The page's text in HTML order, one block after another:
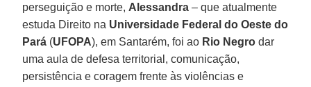
perseguição e morte, Alessandra – que atualmente
estuda Direito na Universidade Federal do Oeste do
Pará (UFOPA), em Santarém, foi ao Rio Negro dar
uma aula de defesa territorial, comunicação,
persistência e coragem frente às violências e